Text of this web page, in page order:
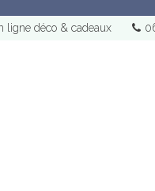
ligne déco & cadeaux